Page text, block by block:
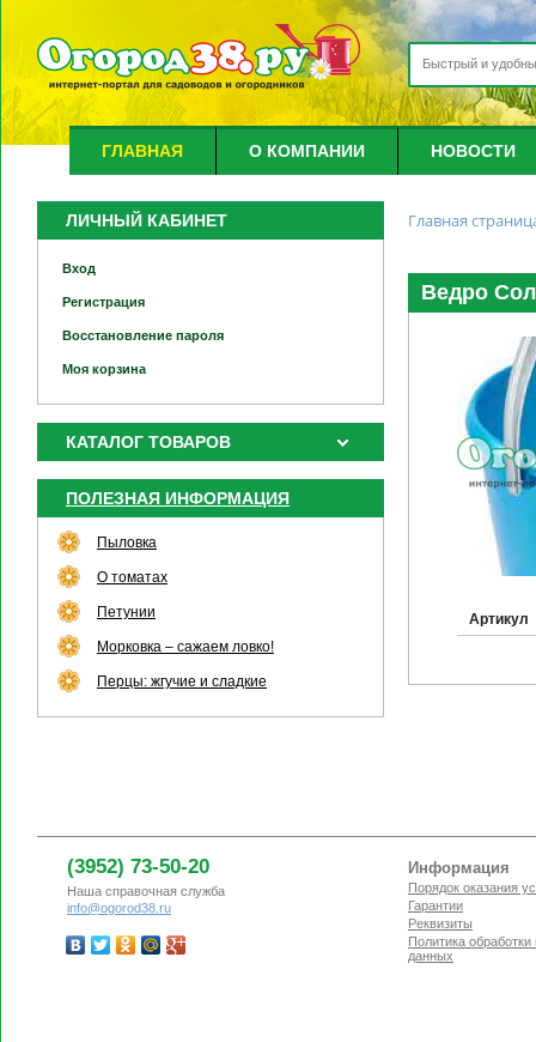
ГЛАВНАЯ О КОМПАНИИ НОВОСТИ
ЛИЧНЫЙ КАБИНЕТ
Вход
Регистрация
Восстановление пароля
Моя корзина
КАТАЛОГ ТОВАРОВ
ПОЛЕЗНАЯ ИНФОРМАЦИЯ
Пыловка
О томатах
Петунии
Морковка – сажаем ловко!
Перцы: жгучие и сладкие
Главная
Ведро
Артикул
(3952) 73-50-20
Наша справочная служба
info@ogorod38.ru
Информация
Порядок оказания
Гарантии
Реквизиты
Политика
данных